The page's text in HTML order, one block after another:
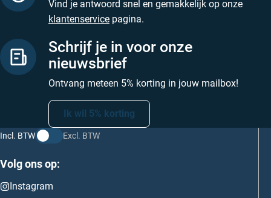
Vind je antwoord snel en gemakkelijk op onze
klantenservice pagina.
Schrijf je in voor onze
nieuwsbrief
Ontvang meteen 5% korting in jouw mailbox!
Ik wil 5% korting
Incl. BTW Excl. BTW
Volg ons op:
Instagram